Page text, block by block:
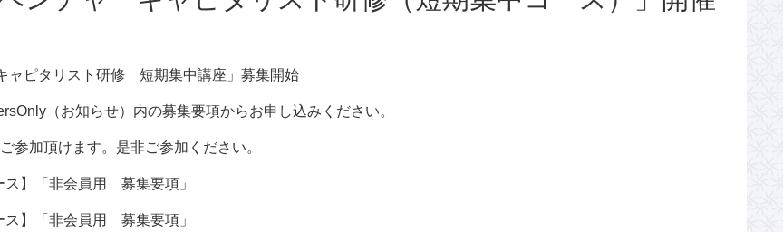
ャピタリスト研修 短期集中講座」募集開始
（お知らせ）内の募集要項からお申し込みください。
参加頂けます。是非ご参加ください。
ス】「非会員用 募集要項」
ス】「非会員用 募集要項」